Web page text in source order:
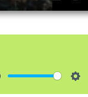
Settings